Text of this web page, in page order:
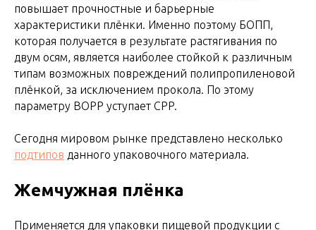
повышает прочностные и барьерные
характеристики плёнки. Именно поэтому БОПП,
которая получается в результате растягивания по
двум осям, является наиболее стойкой к различным
типам возможных повреждений полипропиленовой
плёнкой, за исключением прокола. По этому
параметру ВОРР уступает CPP.
Сегодня мировом рынке представлено несколько
подтипов данного упаковочного материала.
Жемчужная плёнка
Применяется для упаковки пищевой продукции с